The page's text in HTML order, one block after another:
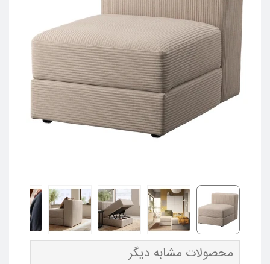
محصولات مشابه دیگر